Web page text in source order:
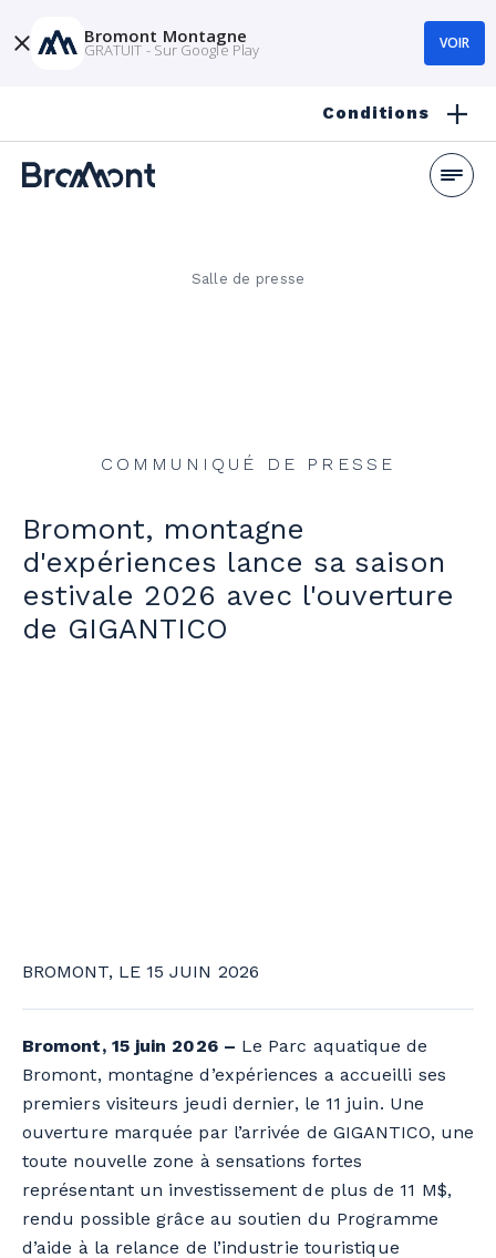
Conditions
Salle de presse
COMMUNIQUÉ DE PRESSE
Bromont, montagne
d'expériences lance sa saison
estivale 2026 avec l'ouverture
de GIGANTICO
BROMONT, LE 15 JUIN 2026
Bromont, 15 juin 2026 – Le Parc aquatique de
Bromont, montagne d’expériences a accueilli ses
premiers visiteurs jeudi dernier, le 11 juin. Une
ouverture marquée par l’arrivée de GIGANTICO, une
toute nouvelle zone à sensations fortes
représentant un investissement de plus de 11 M$,
rendu possible grâce au soutien du Programme
d’aide à la relance de l’industrie touristique
Bromont Montagne
GRATUIT - Sur Google Play VOIR